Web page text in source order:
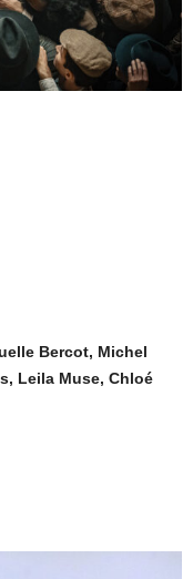
Bercot, Michel
Leila Muse, Chloé